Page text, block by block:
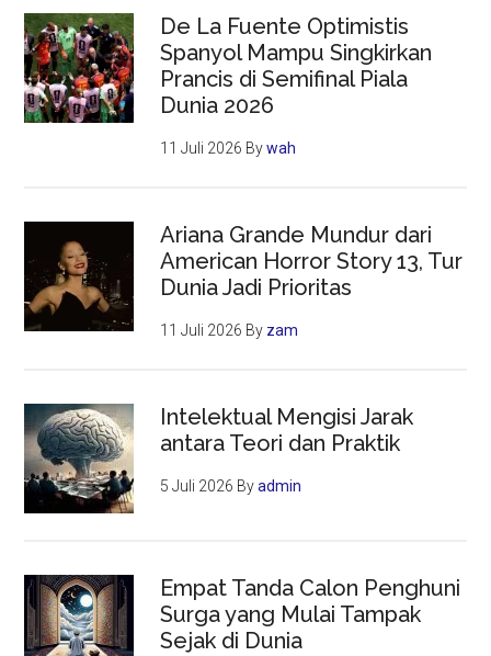
De La Fuente Optimistis
Spanyol Mampu Singkirkan
Prancis di Semifinal Piala
Dunia 2026
11 Juli 2026 Bywah
Ariana Grande Mundur dari
American Horror Story 13, Tur
Dunia Jadi Prioritas
11 Juli 2026 By zam
Intelektual Mengisi Jarak
antara Teori dan Praktik
5 Juli 2026 Byadmin
Empat Tanda Calon Penghuni
Surga yang Mulai Tampak
Sejak di Dunia